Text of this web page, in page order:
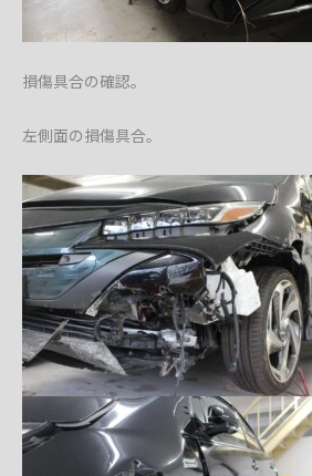
損傷具合の確認。
左側面の損傷具合。